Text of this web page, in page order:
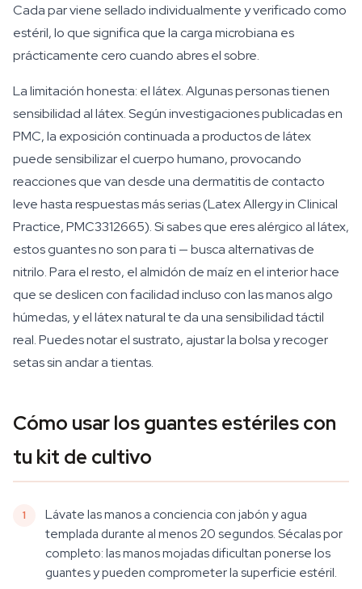
Cada par viene sellado individualmente y verificado como
estéril, lo que significa que la carga microbiana es
prácticamente cero cuando abres el sobre.
La limitación honesta: el látex. Algunas personas tienen
sensibilidad al látex. Según investigaciones publicadas en
PMC, la exposición continuada a productos de látex
puede sensibilizar el cuerpo humano, provocando
reacciones que van desde una dermatitis de contacto
leve hasta respuestas más serias (Latex Allergy in Clinical
Practice, PMC3312665). Si sabes que eres alérgico al látex,
estos guantes no son para ti — busca alternativas de
nitrilo. Para el resto, el almidón de maíz en el interior hace
que se deslicen con facilidad incluso con las manos algo
húmedas, y el látex natural te da una sensibilidad táctil
real. Puedes notar el sustrato, ajustar la bolsa y recoger
setas sin andar a tientas.
Cómo usar los guantes estériles con
tu kit de cultivo
Lávate las manos a conciencia con jabón y agua
templada durante al menos 20 segundos. Sécalas por
completo: las manos mojadas dificultan ponerse los
guantes y pueden comprometer la superficie estéril.